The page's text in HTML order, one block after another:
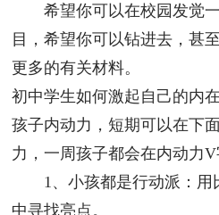
希望你可以在校园发觉一
目，希望你可以钻进去，甚
更多的有关材料。
初中学生如何激起自己的
孩子内动力，短期可以在下
力，一周孩子都会在内动力V
1、小孩都是行动派：用
中寻找亮点。